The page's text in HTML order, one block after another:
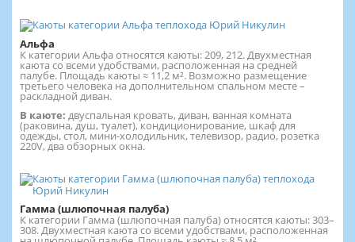
Альфа
К категории Альфа относятся каюты: 209, 212. Двухместная
каюта со всеми удобствами, расположенная на средней
палубе. Площадь каюты ≈ 11,2 м². Возможно размещение
третьего человека на дополнительном спальном месте –
раскладной диван.
В каюте: двуспальная кровать, диван, ванная комната
(раковина, душ, туалет), кондиционирование, шкаф для
одежды, стол, мини-холодильник, телевизор, радио, розетка
220V, два обзорных окна.
Гамма (шлюпочная палуба)
К категории Гамма (шлюпочная палуба) относятся каюты: 303–
308. Двухместная каюта со всеми удобствами, расположенная